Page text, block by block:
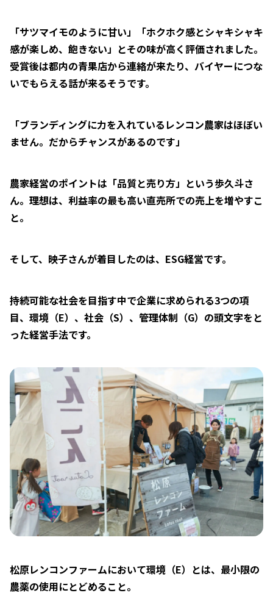
「サツマイモのように甘い」「ホクホク感とシャキシャキ
感が楽しめ、飽きない」とその味が高く評価されました。
受賞後は都内の青果店から連絡が来たり、バイヤーにつな
いでもらえる話が来るそうです。
「ブランディングに力を入れているレンコン農家はほぼい
ません。だからチャンスがあるのです」
農家経営のポイントは「品質と売り方」という歩久斗さ
ん。理想は、利益率の最も高い直売所での売上を増やすこ
と。
そして、映子さんが着目したのは、ESG経営です。
持続可能な社会を目指す中で企業に求められる3つの項
目、環境（E）、社会（S）、管理体制（G）の頭文字をと
った経営手法です。
松原レンコンファームにおいて環境（E）とは、最小限の
農薬の使用にとどめること。